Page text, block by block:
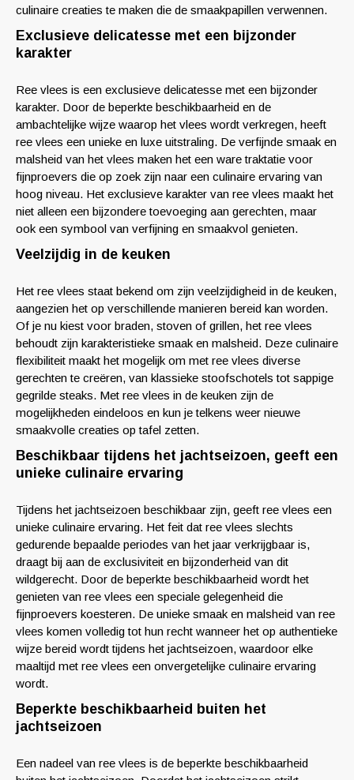
culinaire creaties te maken die de smaakpapillen verwennen.
Exclusieve delicatesse met een bijzonder
karakter
Ree vlees is een exclusieve delicatesse met een bijzonder
karakter. Door de beperkte beschikbaarheid en de
ambachtelijke wijze waarop het vlees wordt verkregen, heeft
ree vlees een unieke en luxe uitstraling. De verfijnde smaak en
malsheid van het vlees maken het een ware traktatie voor
fijnproevers die op zoek zijn naar een culinaire ervaring van
hoog niveau. Het exclusieve karakter van ree vlees maakt het
niet alleen een bijzondere toevoeging aan gerechten, maar
ook een symbool van verfijning en smaakvol genieten.
Veelzijdig in de keuken
Het ree vlees staat bekend om zijn veelzijdigheid in de keuken,
aangezien het op verschillende manieren bereid kan worden.
Of je nu kiest voor braden, stoven of grillen, het ree vlees
behoudt zijn karakteristieke smaak en malsheid. Deze culinaire
flexibiliteit maakt het mogelijk om met ree vlees diverse
gerechten te creëren, van klassieke stoofschotels tot sappige
gegrilde steaks. Met ree vlees in de keuken zijn de
mogelijkheden eindeloos en kun je telkens weer nieuwe
smaakvolle creaties op tafel zetten.
Beschikbaar tijdens het jachtseizoen, geeft een
unieke culinaire ervaring
Tijdens het jachtseizoen beschikbaar zijn, geeft ree vlees een
unieke culinaire ervaring. Het feit dat ree vlees slechts
gedurende bepaalde periodes van het jaar verkrijgbaar is,
draagt bij aan de exclusiviteit en bijzonderheid van dit
wildgerecht. Door de beperkte beschikbaarheid wordt het
genieten van ree vlees een speciale gelegenheid die
fijnproevers koesteren. De unieke smaak en malsheid van ree
vlees komen volledig tot hun recht wanneer het op authentieke
wijze bereid wordt tijdens het jachtseizoen, waardoor elke
maaltijd met ree vlees een onvergetelijke culinaire ervaring
wordt.
Beperkte beschikbaarheid buiten het
jachtseizoen
Een nadeel van ree vlees is de beperkte beschikbaarheid